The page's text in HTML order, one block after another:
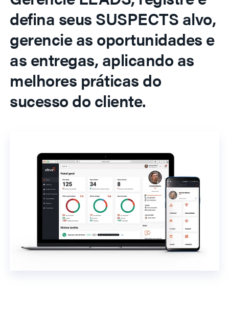
defina seus SUSPECTS alvo,
gerencie as oportunidades e
as entregas, aplicando as
melhores práticas do
sucesso do cliente.